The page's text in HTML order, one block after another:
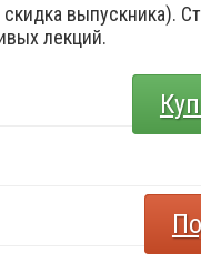
выпускника).
лекций.